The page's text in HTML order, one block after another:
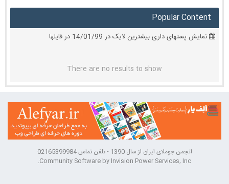
Popular Content
نمایش پستهای داری بیشترین لایک در 14/01/99 در فایلها
There are no results to show
انجمن جوملای ایران از سال 1390 - تلفن تماس 02165399984
Community Software by Invision Power Services, Inc.